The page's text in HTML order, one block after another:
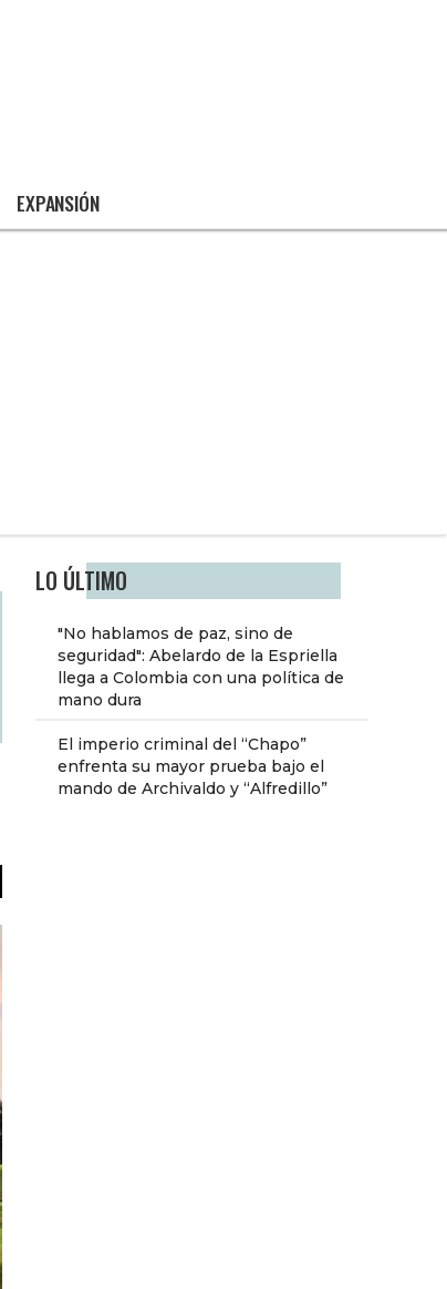
EXPANSIÓN
LO ÚLTIMO
"No hablamos de paz, sino de
seguridad": Abelardo de la Espriella
llega a Colombia con una política de
mano dura
El imperio criminal del “Chapo”
enfrenta su mayor prueba bajo el
mando de Archivaldo y “Alfredillo”